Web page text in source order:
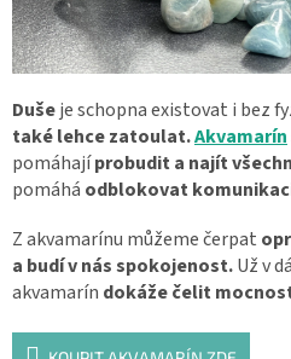
Dušeje schopna existovat i bez
také lehce zatoulat.Akvamarín
pomáhajíprobudita najít
pomáhá odblokovat
Z akvamarínu můžeme čerpat
a budí v nás spokojenost.Už v
akvamarín dokáže čelit